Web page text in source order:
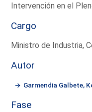
Intervención en el
Cargo
Ministro de Industria,
Autor
Garmendia Galbete,
Fase